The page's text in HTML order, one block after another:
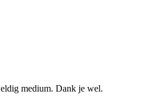
medium. Dank je wel.